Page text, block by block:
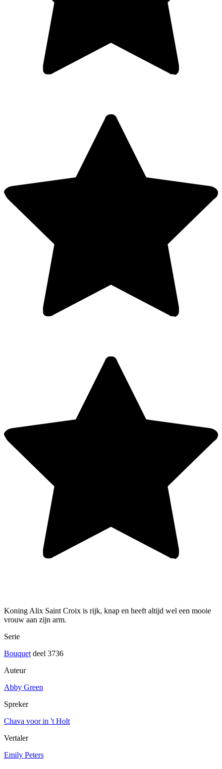
Koning Alix Saint Croix is rijk, knap en heeft altijd wel een mooie
vrouw aan zijn arm.
Serie
Bouquet deel 3736
Auteur
Abby Green
Spreker
Chava voor in 't Holt
Vertaler
Emily Peters